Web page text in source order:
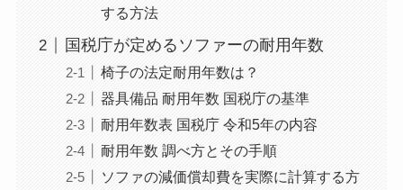
する方法
国税庁が定めるソファーの耐用年数
椅子の法定耐用年数は？
器具備品 耐用年数 国税庁の基準
耐用年数表 国税庁 令和5年の内容
耐用年数 調べ方とその手順
ソファの減価償却費を実際に計算する方